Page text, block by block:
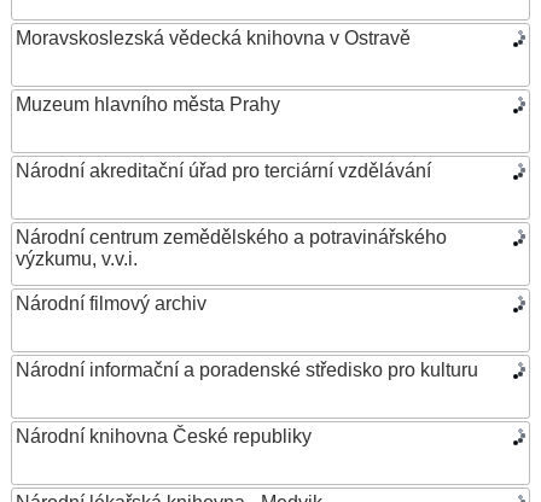
Moravskoslezská vědecká knihovna v Ostravě
Muzeum hlavního města Prahy
Národní akreditační úřad pro terciární vzdělávání
Národní centrum zemědělského a potravinářského
výzkumu, v.v.i.
Národní filmový archiv
Národní informační a poradenské středisko pro kulturu
Národní knihovna České republiky